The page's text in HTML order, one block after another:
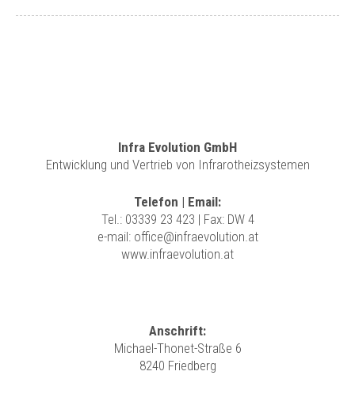
Infra Evolution GmbH
Entwicklung und Vertrieb von Infrarotheizsystemen
Telefon | Email:
Tel.: 03339 23 423 | Fax: DW 4
e-mail: office@infraevolution.at
www.infraevolution.at
Anschrift:
Michael-Thonet-Straße 6
8240 Friedberg